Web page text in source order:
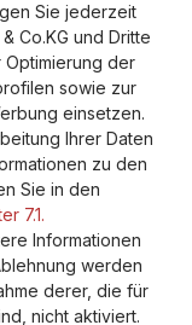
Impressum
Sie jederzeit
Co.KG und Dritte
der
sowie zur
einsetzen.
Ihrer Daten
zu den
Sie in den
7.1.
Informationen
werden
derer, die für
nicht aktiviert.